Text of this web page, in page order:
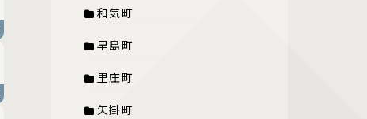
和気町
早島町
里庄町
矢掛町